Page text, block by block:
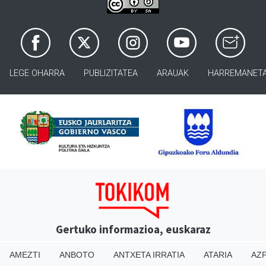
LEGE OHARRA PUBLIZITATEA ARAUAK
Gertuko informazioa, euskaraz
AMEZTI ANBOTO ANTXETA IRRATIA ATARIA